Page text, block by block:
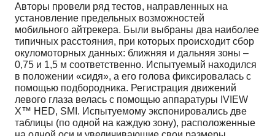
Авторы провели ряд тестов, направленных на
установление предельных возможностей
мобильного айтрекера. Были выбраны два наиболее
типичных расстояния, при которых происходит сбор
окуломоторных данных: ближняя и дальняя зоны –
0,75 и 1,5 м соответственно. Испытуемый находился
в положении «сидя», а его голова фиксировалась с
помощью подбородника. Регистрация движений
левого глаза велась с помощью аппаратуры IVIEW
X™ HED, SMI. Испытуемому экспонировались две
таблицы (по одной на каждую зону), расположенные